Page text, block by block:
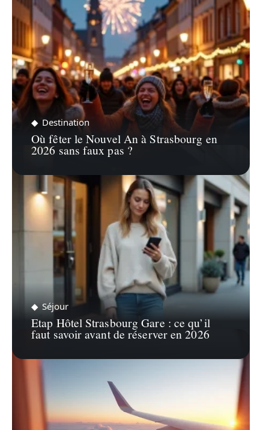
Destination
Où fêter le Nouvel An à Strasbourg en
2026 sans faux pas ?
Séjour
Etap Hôtel Strasbourg Gare : ce qu’il
faut savoir avant de réserver en 2026